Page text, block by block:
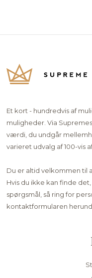
Et kort - hundredvis af
muligheder. Via
værdi, du undgår
varieret udvalg af 100-vis
Du er altid velkommen til
Hvis du ikke kan finde
spørgsmål, så ring for
kontaktformularen